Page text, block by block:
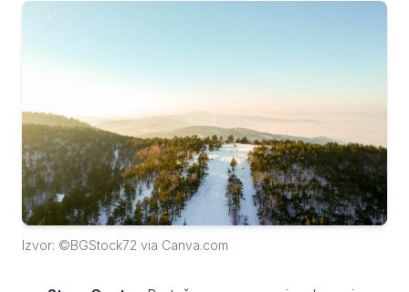
Izvor: ©BGStock72 via Canva.com